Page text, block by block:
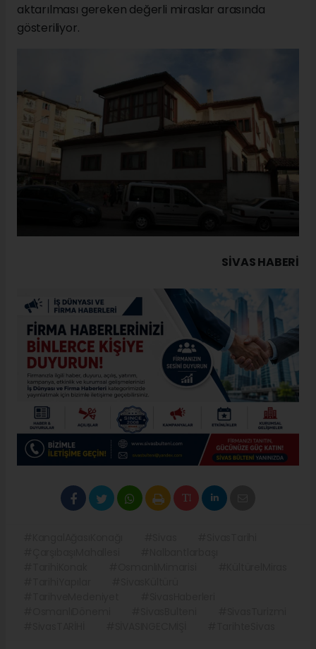
aktarılması gereken değerli miraslar arasında
gösteriliyor.
SIVAS HABERİ